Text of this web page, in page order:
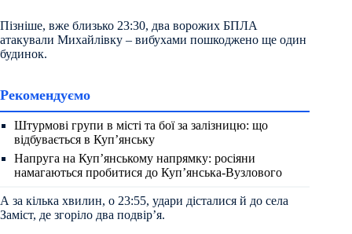
Пізніше, вже близько 23:30, два ворожих БПЛА
атакували Михайлівку – вибухами пошкоджено ще один
будинок.
Рекомендуємо
Штурмові групи в місті та бої за залізницю: що
відбувається в Куп’янську
Напруга на Куп’янському напрямку: росіяни
намагаються пробитися до Куп’янська-Вузлового
А за кілька хвилин, о 23:55, удари дісталися й до села
Заміст, де згоріло два подвір’я.